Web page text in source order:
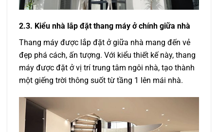
2.3. Kiểu nhà lắp đặt thang máy ở chính giữa nhà
Thang máy được lắp đặt ở giữa nhà mang đến vẻ
đẹp phá cách, ấn tượng. Với kiểu thiết kế này, thang
máy được đặt ở vị trí trung tâm ngôi nhà, tạo thành
một giếng trời thông suốt từ tầng 1 lên mái nhà.